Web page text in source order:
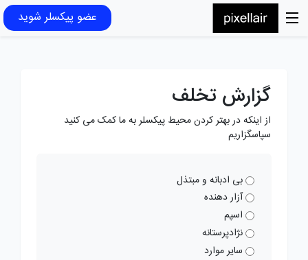
عضو پیکسلر شوید
گزارش تخلف
از اینکه در بهتر کردن محیط پیکسلر به ما کمک می کنید
سپاسگزاریم
بی ادبانه و مبتذل
آزار دهنده
اسپم
نژادپرستانه
سایر موارد